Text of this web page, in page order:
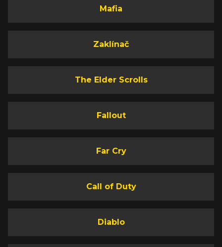
Mafia
Zaklínač
The Elder Scrolls
Fallout
Far Cry
Call of Duty
Diablo